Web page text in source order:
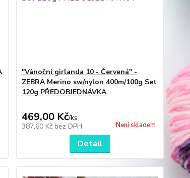
"Vánoční girlanda 10 - Červená" -
ZEBRA Merino sw/nylon 400m/100g Set
120g PŘEDOBJEDNÁVKA
469,00 Kč/ks
387,60 Kč bez DPH Není skladem
Detail